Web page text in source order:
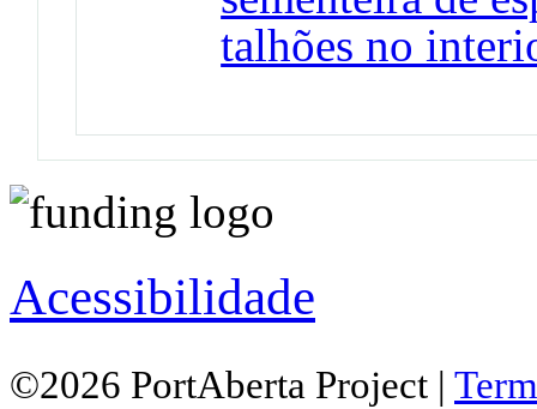
talhões no
Acessibilidade
©2026 PortAberta Project |